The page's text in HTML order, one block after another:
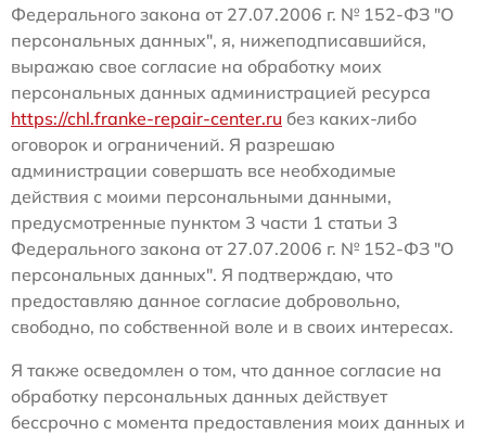
Федерального закона от 27.07.2006 г. № 152-ФЗ "О
персональных данных", я, нижеподписавшийся,
выражаю свое согласие на обработку моих
персональных данных администрацией ресурса
https://chl.franke-repair-center.ru без каких-либо
оговорок и ограничений. Я разрешаю
администрации совершать все необходимые
действия с моими персональными данными,
предусмотренные пунктом 3 части 1 статьи 3
Федерального закона от 27.07.2006 г. № 152-ФЗ "О
персональных данных". Я подтверждаю, что
предоставляю данное согласие добровольно,
свободно, по собственной воле и в своих интересах.
Я также осведомлен о том, что данное согласие на
обработку персональных данных действует
бессрочно с момента предоставления моих данных и